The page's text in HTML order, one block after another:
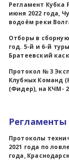
Регламент Кубка
июня 2022 года,
водоём реки
Отборы в
год. 5-й и 6-й
Братеевский
Протокол № 3
Клубных Команд
(Фидер), на КЧМ-
Регламенты
Протоколы
2021 года по
года,